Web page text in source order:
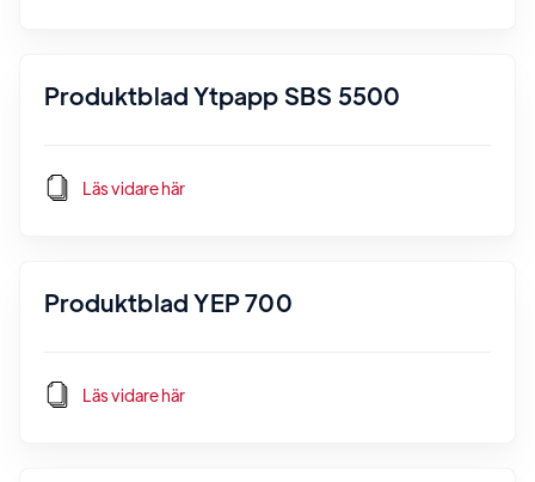
Produktblad Ytpapp SBS 5500
Läs vidare här
Produktblad YEP 700
Läs vidare här